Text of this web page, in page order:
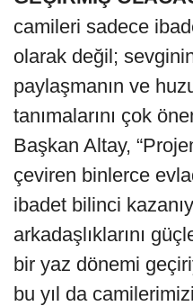
camileri sadece
olarak değil;
paylaşmanın ve
tanımalarını çok
Başkan Altay,
çeviren binlerce
ibadet bilinci
arkadaşlıklarını
bir yaz dönemi
bu yıl da